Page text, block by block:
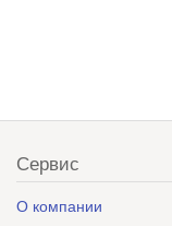
Сервис
О компании